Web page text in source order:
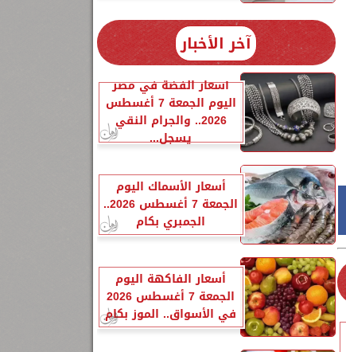
آخر الأخبار
أسعار الفضة في مصر
اليوم الجمعة 7 أغسطس
2026.. والجرام النقي
يسجل...
أسعار الأسماك اليوم
الجمعة 7 أغسطس 2026..
الجمبري بكام
أسعار الفاكهة اليوم
الجمعة 7 أغسطس 2026
في الأسواق.. الموز بكام